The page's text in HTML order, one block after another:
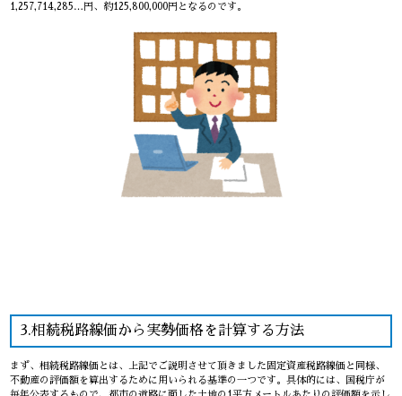
1,257,714,285…円、約125,800,000円となるのです。
3.相続税路線価から実勢価格を計算する方法
まず、相続税路線価とは、上記でご説明させて頂きました固定資産税路線価と同様、
不動産の評価額を算出するために用いられる基準の一つです。具体的には、国税庁が